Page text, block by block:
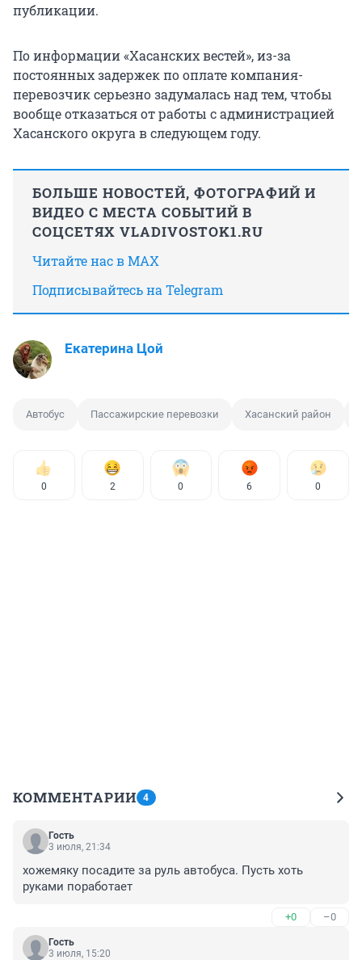
публикации.
По информации «Хасанских вестей», из-за
постоянных задержек по оплате компания-
перевозчик серьезно задумалась над тем, чтобы
вообще отказаться от работы с администрацией
Хасанского округа в следующем году.
БОЛЬШЕ НОВОСТЕЙ, ФОТОГРАФИЙ И
ВИДЕО С МЕСТА СОБЫТИЙ В
СОЦСЕТЯХ VLADIVOSTOK1.RU
Читайте нас в MAX
Подписывайтесь на Telegram
Екатерина Цой
Автобус Пассажирские перевозки Хасанский район
0 2 0 6 0
КОММЕНТАРИИ 4
Гость
3 июля, 21:34
хожемяку посадите за руль автобуса. Пусть хоть
руками поработает
+0 –0
Гость
3 июля, 15:20